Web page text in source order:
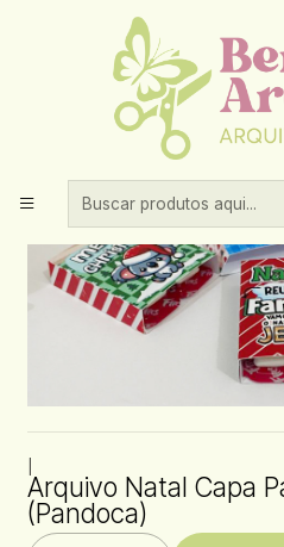
Aproveite 10% de desconto ao
Início Datas
Arquivo Natal Capa
Arquivo Natal Capa
(Pandoca)